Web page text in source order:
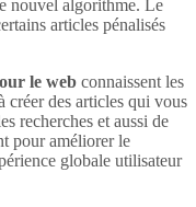
nouvel algorithme. Le
articles pénalisés
le web connaissent les
créer des articles qui vous
recherches et aussi de
pour améliorer le
globale utilisateur